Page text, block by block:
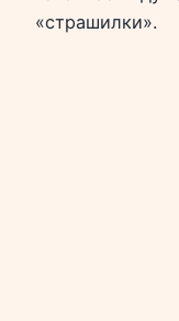
«страшилки».